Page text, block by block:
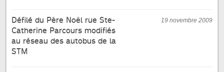
19 novembre 2009
Défilé du Père Noël rue Ste-
Catherine Parcours modifiés
au réseau des autobus de la
STM